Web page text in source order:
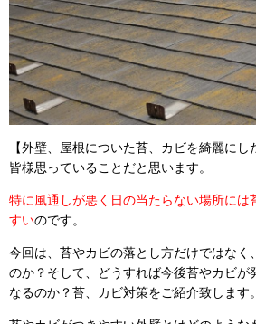
【外壁、屋根についた苔、カビを綺麗にし
皆様思っていることだと思います。
特に風通しが悪く日の当たらない場所には
すいのです。
今回は、苔やカビの落とし方だけではなく
のか？そして、どうすれば今後苔やカビが
なるのか？苔、カビ対策をご紹介致します。